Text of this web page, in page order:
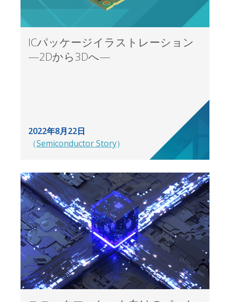
ICパッケージイラストレーション
—2Dから3Dへ—
2022年8月22日
（Semiconductor Story）